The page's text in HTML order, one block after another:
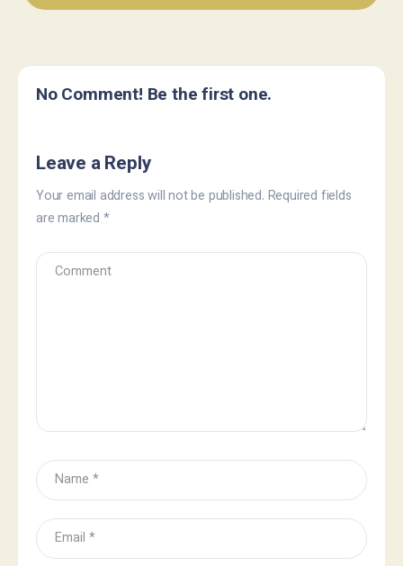
No Comment! Be the first one.
Leave a Reply
Your email address will not be published. Required fields
are marked *